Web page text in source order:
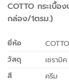
COTTO กระเบื้
กล่อง/1ตรม.)
ยี่ห้อ
COTTO
วัสดุ
เซรามิค
สี
ครีม